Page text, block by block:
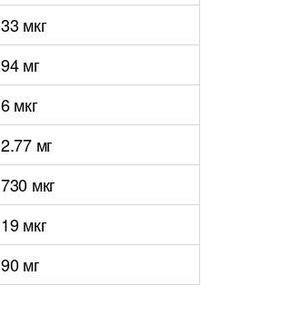
33 мкг
94 мг
6 мкг
2.77 мг
730 мкг
19 мкг
90 мг